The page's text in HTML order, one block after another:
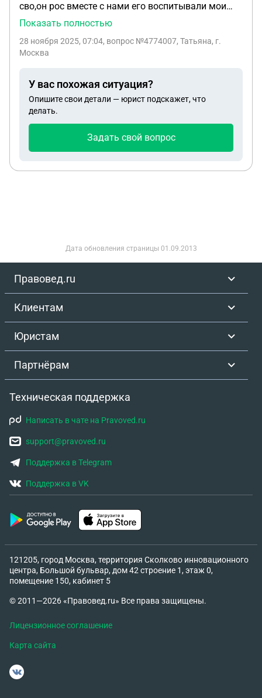
сво,он рос вместе с нами его воспитывали мои
родители, мой папа его родной дядя.Мама была
11лет ни чего не оформляли просто проживал с
единственный родственник это его родная мать
она не лишена родительских прав так, как
постоянно сидела, опекун умерла,может ли мой
папа который его ростил вместе с моей мамой
оспорить в суде выплаты которые положены его
прав
Показать полностью
28 ноября 2025, 07:04, вопрос №4774007, Татьяна, г.
Москва
У вас похожая ситуация?
Опишите свои детали — юрист подскажет, что
делать.
Задать свой вопрос
Дата обновления страницы 01.09.2013
Правовед.ru
Клиентам
Юристам
Партнёрам
Техническая поддержка
Написать в чате на Pravoved.ru
support@pravoved.ru
Поддержка в Telegram
Поддержка в VK
121205, город Москва, территория Сколково инновационного
центра, Большой бульвар, дом 42 строение 1, этаж 0,
помещение 150, кабинет 5
© 2011—2026 «Правовед.ru» Все права защищены.
Лицензионное соглашение
Карта сайта